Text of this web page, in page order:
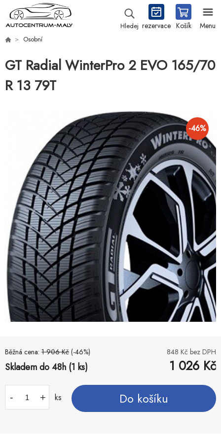
Hledej rezervace Košík Menu
Osobní
GT Radial WinterPro 2 EVO 165/70
R 13 79T
-46%
Běžná cena: 1 906 Kč (-46%) 848 Kč bez DPH
Skladem do 48h (1 ks) 1 026 Kč
- + ks Do košíku